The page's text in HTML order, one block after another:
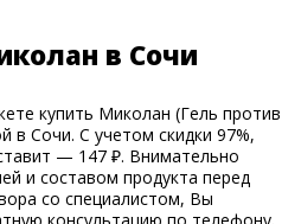
в Сочи
купить Миколан (Гель против
в Сочи. С учетом скидки 97%,
— 147 ₽. Внимательно
и составом продукта перед
со специалистом, Вы